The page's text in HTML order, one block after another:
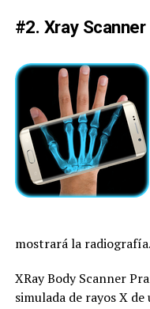
#2. Xray
mostrará la radiografía.
XRay Body Scanner
simulada de rayos X